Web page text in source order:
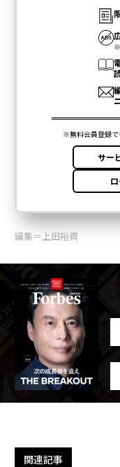
編集＝上田裕資
関連記事